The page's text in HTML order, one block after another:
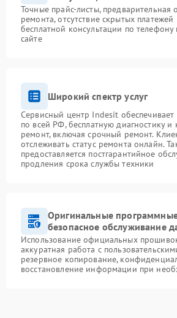
Точные прайс-листы, предварительная
ремонта, отсутствие скрытых
бесплатной консультации по
сайте
Широкий спектр услуг
Сервисный центр Indesit обеспечивает
по всей РФ, бесплатную диагностику и
ремонт, включая срочный ремонт.
отслеживать статус ремонта онлайн.
предоставляется постгарантийное
продления срока службы техники
Оригинальные
безопасное обслуживание
Использование официальных
аккуратная работа с
резервное копирование,
восстановление информации при